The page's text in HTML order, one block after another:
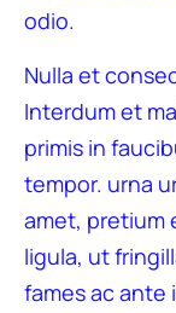
odio.
Nulla et
Interdum et
primis in
tempor. urna
amet, pretium
ligula, ut
fames ac ante